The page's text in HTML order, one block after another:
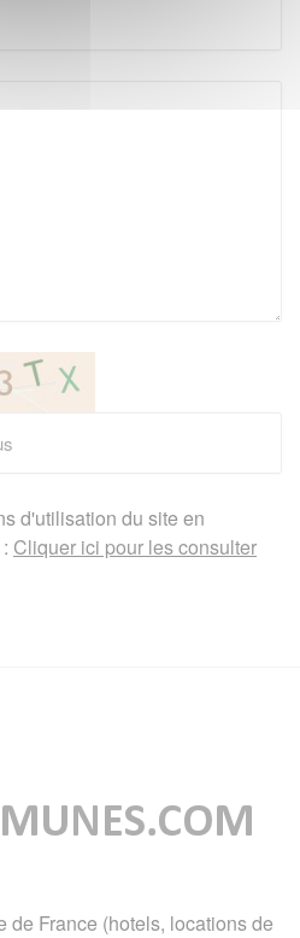
d'utilisation du site en
Cliquer ici pour les consulter
de France (hotels, locations de